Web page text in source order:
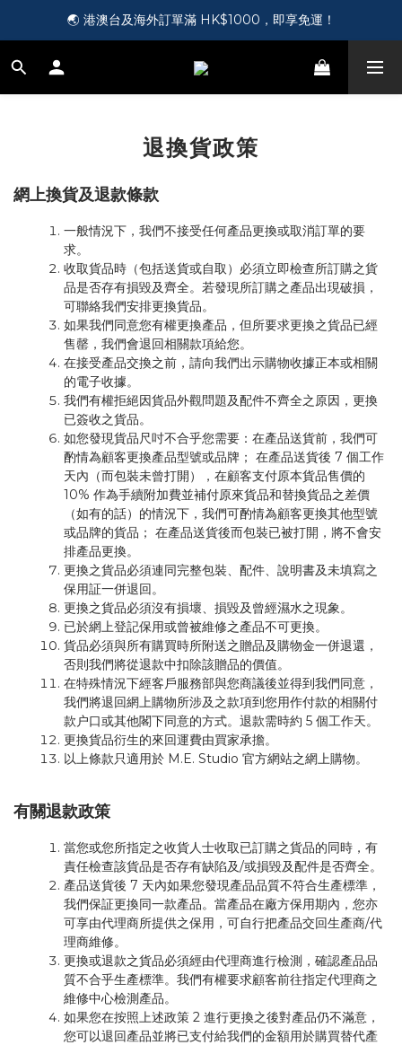
🎵 第一次接觸訂製耳機？歡迎到 Showroom 免費體驗【按此】
🌏 港澳台及海外訂單滿 HK$1000，即享免運！
🛍️ 成為新會員即送您 HK$50，即領即用！【按此】
退換貨政策
網上換貨及退款條款
一般情況下，我們不接受任何產品更換或取消訂單的要
求。
收取貨品時（包括送貨或自取）必須立即檢查所訂購之貨
品是否存有損毀及齊全。若發現所訂購之產品出現破損，
可聯絡我們安排更換貨品。
如果我們同意您有權更換產品，但所要求更換之貨品已經
售罄，我們會退回相關款項給您。
在接受產品交換之前，請向我們出示購物收據正本或相關
的電子收據。
我們有權拒絕因貨品外觀問題及配件不齊全之原因，更換
已簽收之貨品。
如您發現貨品尺吋不合乎您需要：在產品送貨前，我們可
酌情為顧客更換產品型號或品牌； 在產品送貨後 7 個工作
天內（而包裝未曾打開），在顧客支付原本貨品售價的
10% 作為手續附加費並補付原來貨品和替換貨品之差價
（如有的話）的情況下，我們可酌情為顧客更換其他型號
或品牌的貨品； 在產品送貨後而包裝已被打開，將不會安
排產品更換。
更換之貨品必須連同完整包裝、配件、說明書及未填寫之
保用証一併退回。
更換之貨品必須沒有損壞、損毀及曾經濕水之現象。
已於網上登記保用或曾被維修之產品不可更換。
貨品必須與所有購買時所附送之贈品及購物金一併退還，
否則我們將從退款中扣除該贈品的價值。
在特殊情況下經客戶服務部與您商議後並得到我們同意，
我們將退回網上購物所涉及之款項到您用作付款的相關付
款户口或其他閣下同意的方式。退款需時約 5 個工作天。
更換貨品衍生的來回運費由買家承擔。
以上條款只適用於 M.E. Studio 官方網站之網上購物。
有關退款政策
當您或您所指定之收貨人士收取已訂購之貨品的同時，有
責任檢查該貨品是否存有缺陷及/或損毀及配件是否齊全。
產品送貨後 7 天內如果您發現產品品質不符合生產標準，
我們保証更換同一款產品。當產品在廠方保用期內，您亦
可享由代理商所提供之保用，可自行把產品交回生產商/代
理商維修。
更換或退款之貨品必須經由代理商進行檢測，確認產品品
質不合乎生產標準。我們有權要求顧客前往指定代理商之
維修中心檢測產品。
如果您在按照上述政策 2 進行更換之後對產品仍不滿意，
您可以退回產品並將已支付給我們的金額用於購買替代產